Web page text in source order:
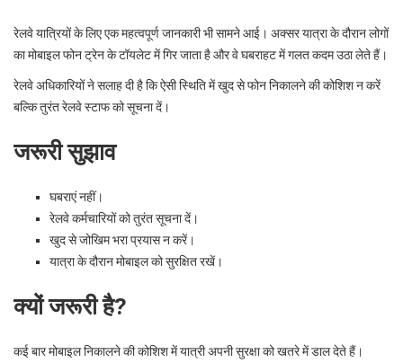
रेलवे यात्रियों के लिए एक महत्वपूर्ण जानकारी भी सामने आई। अक्सर यात्रा के दौरान लोगों
का मोबाइल फोन ट्रेन के टॉयलेट में गिर जाता है और वे घबराहट में गलत कदम उठा लेते हैं।
रेलवे अधिकारियों ने सलाह दी है कि ऐसी स्थिति में खुद से फोन निकालने की कोशिश न करें
बल्कि तुरंत रेलवे स्टाफ को सूचना दें।
जरूरी सुझाव
घबराएं नहीं।
रेलवे कर्मचारियों को तुरंत सूचना दें।
खुद से जोखिम भरा प्रयास न करें।
यात्रा के दौरान मोबाइल को सुरक्षित रखें।
क्यों जरूरी है?
कई बार मोबाइल निकालने की कोशिश में यात्री अपनी सुरक्षा को खतरे में डाल देते हैं।